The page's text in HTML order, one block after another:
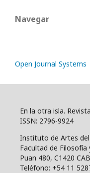
Navegar
Open Journal Systems
En la otra isla.
ISSN: 2796-9924
Instituto de Artes
Facultad de Filosofía
Puan 480, C1420
Teléfono: +54 11